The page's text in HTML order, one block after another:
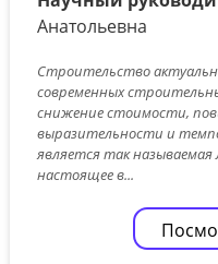
Анатольевна
Строительство
современных
снижение стоимости,
выразительности и
является так называемая
настоящее в...